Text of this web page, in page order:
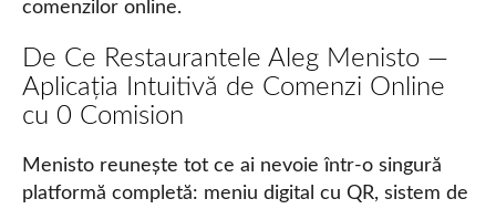
comenzilor online.
De Ce Restaurantele Aleg Menisto —
Aplicația Intuitivă de Comenzi Online
cu 0 Comision
Menisto reunește tot ce ai nevoie într-o singură
platformă completă: meniu digital cu QR, sistem de